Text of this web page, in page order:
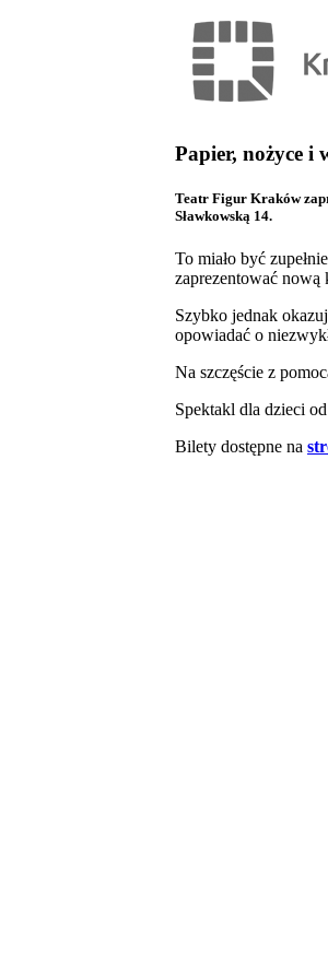
Papier, nożyce i
Teatr Figur Kraków
Sławkowską 14.
To miało być
zaprezentować nową
Szybko jednak
opowiadać o
Na szczęście z
Spektakl dla dzieci
Bilety dostępne na